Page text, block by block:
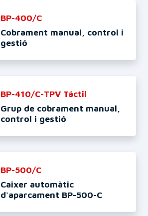
BP-400/C
Cobrament manual, control i
gestió
BP-410/C-TPV Táctil
Grup de cobrament manual,
control i gestió
BP-500/C
Caixer automàtic
d'aparcament BP-500-C